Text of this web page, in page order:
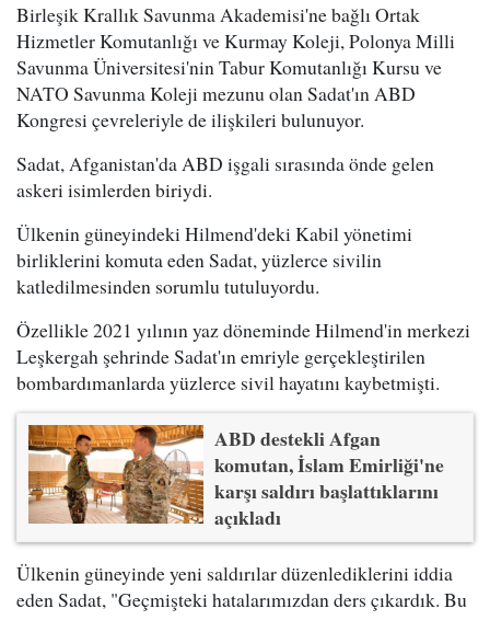
Birleşik Krallık Savunma Akademisi'ne bağlı Ortak
Hizmetler Komutanlığı ve Kurmay Koleji, Polonya Milli
Savunma Üniversitesi'nin Tabur Komutanlığı Kursu ve
NATO Savunma Koleji mezunu olan Sadat'ın ABD
Kongresi çevreleriyle de ilişkileri bulunuyor.
Sadat, Afganistan'da ABD işgali sırasında önde gelen
askeri isimlerden biriydi.
Ülkenin güneyindeki Hilmend'deki Kabil yönetimi
birliklerini komuta eden Sadat, yüzlerce sivilin
katledilmesinden sorumlu tutuluyordu.
Özellikle 2021 yılının yaz döneminde Hilmend'in merkezi
Leşkergah şehrinde Sadat'ın emriyle gerçekleştirilen
bombardımanlarda yüzlerce sivil hayatını kaybetmişti.
ABD destekli Afgan
komutan, İslam Emirliği'ne
karşı saldırı başlattıklarını
açıkladı
Ülkenin güneyinde yeni saldırılar düzenlediklerini iddia
eden Sadat, "Geçmişteki hatalarımızdan ders çıkardık. Bu